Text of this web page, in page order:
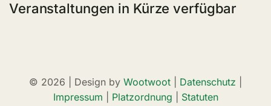
Veranstaltungen in Kürze verfügbar
© 2026 | Design by Wootwoot Datenschutz
Impressum
Platzordnung Statuten